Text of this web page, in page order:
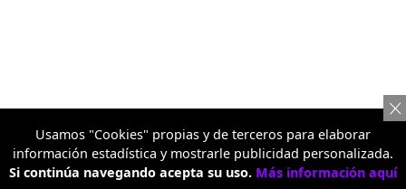
Usamos "Cookies" propias y de terceros para elaborar
información estadística y mostrarle publicidad personalizada.
Si continúa navegando acepta su uso. Más información aquí